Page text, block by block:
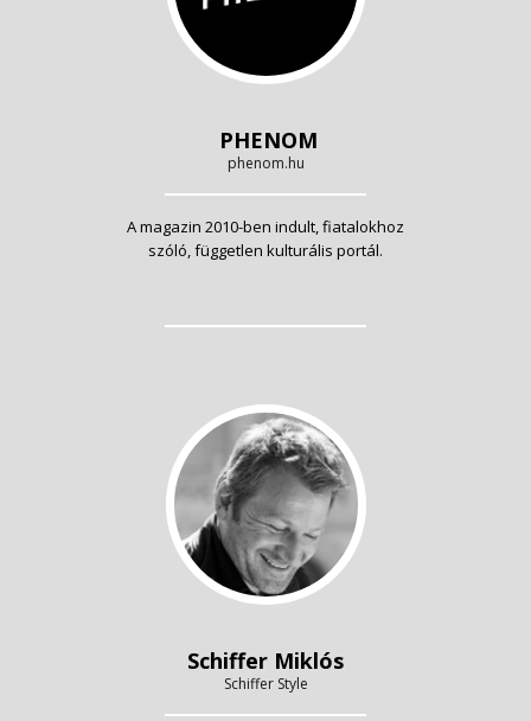
PHENOM
phenom.hu
A magazin 2010-ben indult, fiatalokhoz
szóló, független kulturális portál.
Schiffer Miklós
Schiffer Style